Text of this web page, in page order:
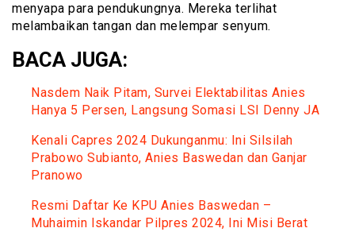
menyapa para pendukungnya. Mereka terlihat
melambaikan tangan dan melempar senyum.
BACA JUGA:
Nasdem Naik Pitam, Survei Elektabilitas Anies
Hanya 5 Persen, Langsung Somasi LSI Denny JA
Kenali Capres 2024 Dukunganmu: Ini Silsilah
Prabowo Subianto, Anies Baswedan dan Ganjar
Pranowo
Resmi Daftar Ke KPU Anies Baswedan –
Muhaimin Iskandar Pilpres 2024, Ini Misi Berat